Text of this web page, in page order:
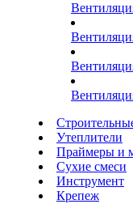
Утеплители
Праймеры и
Сухие смеси
Инструмент
Крепеж